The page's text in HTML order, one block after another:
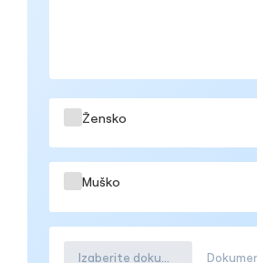
Žensko
Muško